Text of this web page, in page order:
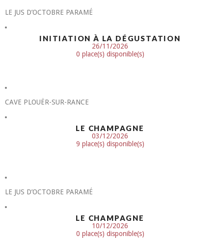
LE JUS D’OCTOBRE PARAMÉ
INITIATION À LA DÉGUSTATION
26/11/2026
0 place(s) disponible(s)
CAVE PLOUËR-SUR-RANCE
LE CHAMPAGNE
03/12/2026
9 place(s) disponible(s)
LE JUS D’OCTOBRE PARAMÉ
LE CHAMPAGNE
10/12/2026
0 place(s) disponible(s)